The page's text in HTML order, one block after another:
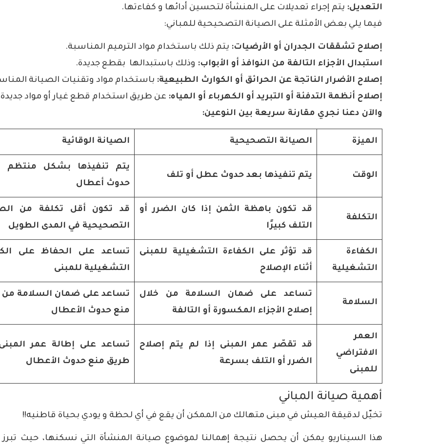
التعديل: يتم إجراء تعديلات على المنشأة لتحسين أدائها و كفاءتها.
فيما يلي بعض الأمثلة على الصيانة التصحيحية للمباني:
إصلاح تشققات الجدران أو الأرضيات: يتم ذلك باستخدام مواد الترميم المناسبة.
استبدال الأجزاء التالفة من النوافذ أو الأبواب: وذلك باستبدالها بقطع جديدة.
إصلاح الأضرار الناتجة عن الحرائق أو الكوارث الطبيعية: باستخدام مواد وتقنيات الصيانة
إصلاح أنظمة التدفئة أو التبريد أو الكهرباء أو المياه: عن طريق استخدام قطع غيار أو مواد
والآن دعنا نجري مقارنة سريعة بين النوعين:
الميزة الصيانة التصحيحية الصيانة الوقائية
الوقت يتم تنفيذها بعد حدوث عطل أو تلف
يتم تنفيذها بشكل منتظم
حدوث أعطال
التكلفة
قد تكون باهظة الثمن إذا كان الضرر أو
التلف كبيرًا
قد تكون أقل تكلفة من
التصحيحية في المدى الطويل
الكفاءة
التشغيلية
قد تؤثر على الكفاءة التشغيلية للمبنى
أثناء الإصلاح
تساعد على الحفاظ على
التشغيلية للمبنى
السلامة
تساعد على ضمان السلامة من خلال
إصلاح الأجزاء المكسورة أو التالفة
تساعد على ضمان السلامة من
منع حدوث الأعطال
العمر
الافتراضي
للمبنى
قد تقصّر عمر المبنى إذا لم يتم إصلاح
الضرر أو التلف بسرعة
تساعد على إطالة عمر
طريق منع حدوث الأعطال
أهمية صيانة المباني
تخيّل لدقيقة العيش في مبنى متهالك من الممكن أن يقع في أي لحظة و يودي بحياة قاطنيه!!
هذا السيناريو يمكن أن يحصل نتيجة إهمالنا لموضوع صيانة المنشأة التي نسكنها، حيث تبرز